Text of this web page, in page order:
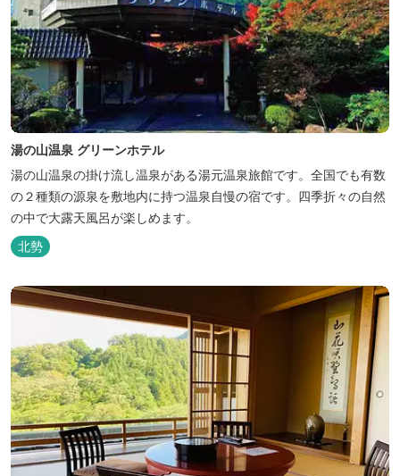
湯の山温泉 グリーンホテル
湯の山温泉の掛け流し温泉がある湯元温泉旅館です。全国でも有数
の２種類の源泉を敷地内に持つ温泉自慢の宿です。四季折々の自然
の中で大露天風呂が楽しめます。
北勢